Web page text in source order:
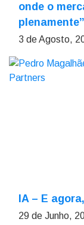
onde o
plenamente”
3 de Agosto,
IA – E
29 de Junho,